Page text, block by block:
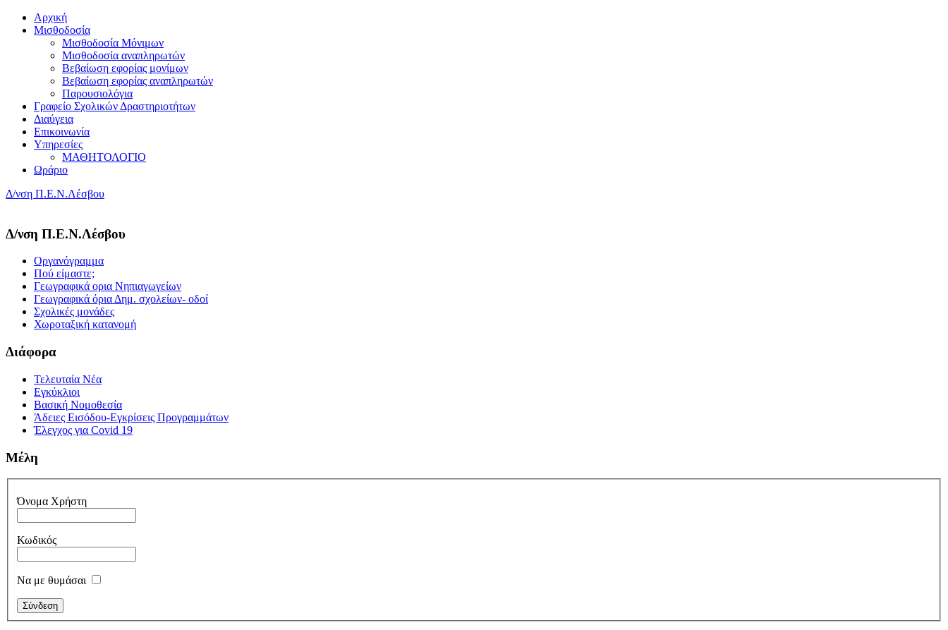
Αρχική
Μισθοδοσία
Μισθοδοσία Μόνιμων
Μισθοδοσία αναπληρωτών
Βεβαίωση εφορίας μονίμων
Βεβαίωση εφορίας αναπληρωτών
Παρουσιολόγια
Γραφείο Σχολικών Δραστηριοτήτων
Διαύγεια
Επικοινωνία
Υπηρεσίες
ΜΑΘΗΤΟΛΟΓΙΟ
Ωράριο
Δ/νση Π.Ε.Ν.Λέσβου
Δ/νση Π.Ε.Ν.Λέσβου
Οργανόγραμμα
Πού είμαστε;
Γεωγραφικά ορια Νηπιαγωγείων
Γεωγραφικά όρια Δημ. σχολείων- οδοί
Σχολικές μονάδες
Χωροταξική κατανομή
Διάφορα
Τελευταία Νέα
Εγκύκλιοι
Βασική Νομοθεσία
Άδειες Εισόδου-Εγκρίσεις Προγραμμάτων
Έλεγχος για Covid 19
Μέλη
Όνομα Χρήστη
Κωδικός
Να με θυμάσαι